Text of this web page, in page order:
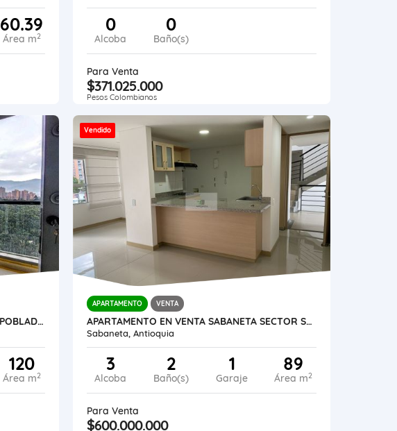
60.39
Área m2
0
Alcoba
0
Baño(s)
Para Venta
$371.025.000
Pesos Colombianos
ALQUILO APTO BALSOS SECTOR LA 34 POBLADO-SUR
120
Área m2
Vendido
APARTAMENTO VENTA
APARTAMENTO EN VENTA SABANETA SECTOR SAN JOSÉ
Sabaneta, Antioquia
3
Alcoba
2
Baño(s)
1
Garaje
89
Área m2
Para Venta
$600.000.000